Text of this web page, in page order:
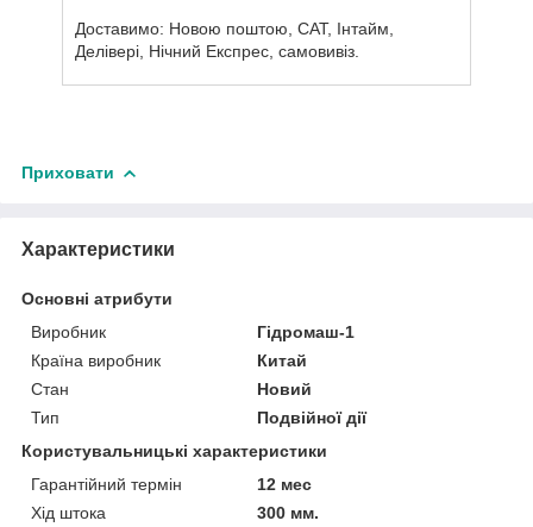
Доставимо: Новою поштою, САТ, Інтайм,
Делівері, Нічний Експрес, самовивіз.
Приховати
Характеристики
Основні атрибути
Виробник
Гідромаш-1
Країна виробник
Китай
Стан
Новий
Тип
Подвійної дії
Користувальницькі характеристики
Гарантійний термін
12 мес
Хід штока
300 мм.